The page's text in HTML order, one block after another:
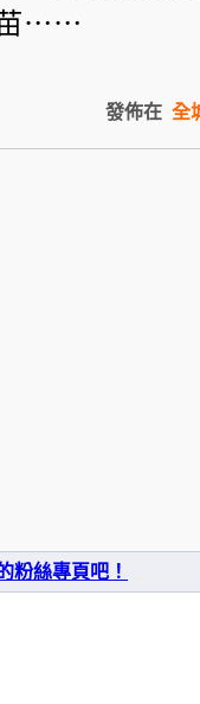
⋯⋯
發佈在 全
粉絲專頁吧！